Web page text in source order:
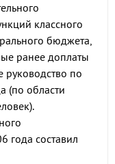
классного
бюджета,
ранее доплаты
руководство по
(по области
года составил